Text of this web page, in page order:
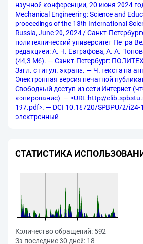
научной конференции, 20 июня 2024
Mechanical Engineering: Science and
proceedings of the 13th International
Russia, June 20, 2024 / Санкт-
политехнический университет Петра
редакцией: А. Н. Евграфова, А. А.
(44,3 Мб). — Санкт-Петербург:
Загл. с титул. экрана. — Ч. текста на
Электронная версия печатной
Свободный доступ из сети Интернет
копирование). — <URL:http://
197.pdf>. — DOI 10.18720/SPBPU/2/i24-
электронный
СТАТИСТИКА
Количество обращений: 592
За последние 30 дней: 18